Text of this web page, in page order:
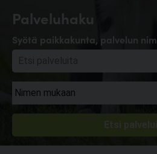
Palveluhaku
Syötä paikkakunta, palvelun